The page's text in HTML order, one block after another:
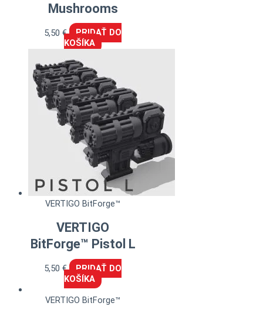
Mushrooms
5,50€
PRIDAŤ DO
KOŠÍKA
VERTIGO BitForge™
VERTIGO
BitForge™ Pistol L
5,50€
PRIDAŤ DO
KOŠÍKA
VERTIGO BitForge™